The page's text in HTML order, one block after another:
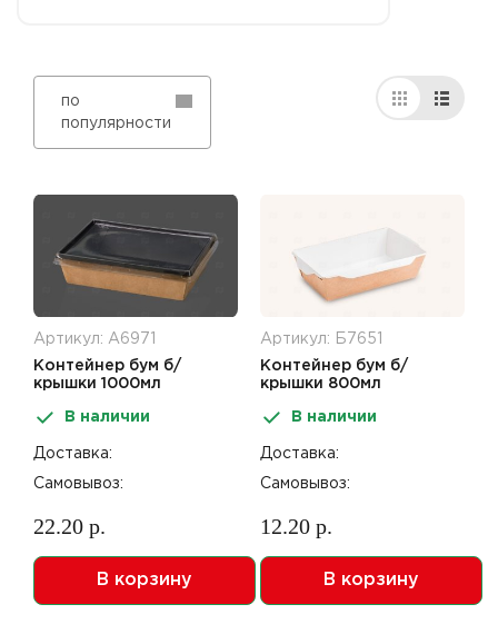
по
популярности
Артикул: А6971
Контейнер бум б/
крышки 1000мл
крафт+черный OneClick
В наличии
Доставка:
Самовывоз:
22.20 р.
В корзину
Артикул: Б7651
Контейнер бум б/
крышки 800мл
крафт картон OpSalad
В наличии
Доставка:
Самовывоз:
12.20 р.
В корзину